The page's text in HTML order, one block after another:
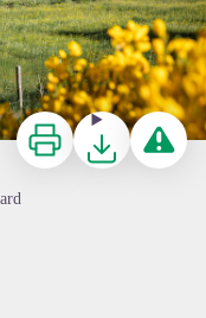
ImprimerTéléchargerSignaler